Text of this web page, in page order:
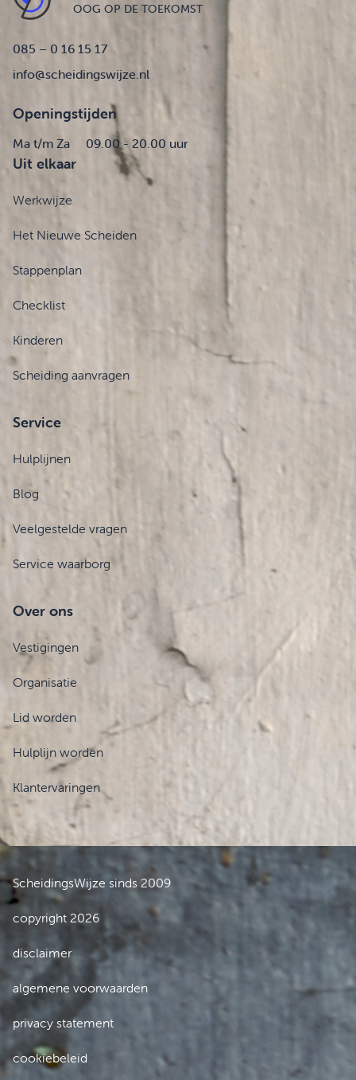
OOG OP DE TOEKOMST
085 – 0 16 15 17
info@scheidingswijze.nl
Openingstijden
Ma t/m Za 09.00 - 20.00 uur
Uit elkaar
Werkwijze
Het Nieuwe Scheiden
Stappenplan
Checklist
Kinderen
Scheiding aanvragen
Service
Hulplijnen
Blog
Veelgestelde vragen
Service waarborg
Over ons
Vestigingen
Organisatie
Lid worden
Hulplijn worden
Klantervaringen
ScheidingsWijze sinds 2009
copyright 2026
disclaimer
algemene voorwaarden
privacy statement
cookiebeleid